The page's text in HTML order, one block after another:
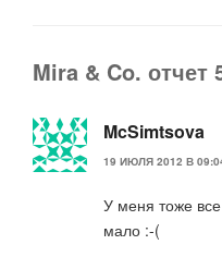
Mira & Co. отчет
McSimtsova
19 ИЮЛЯ 2012 В
У меня тоже
мало :-(